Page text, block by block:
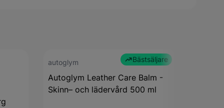
Bästsäljare
autoglym
Autoglym Leather Care Balm -
Skinn– och lädervård 500 ml